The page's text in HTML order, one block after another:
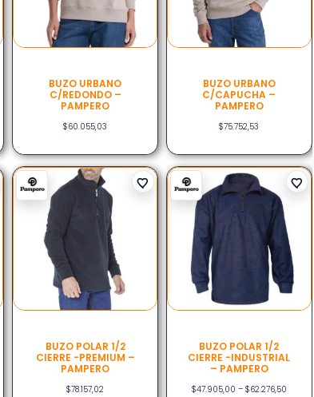
BUZO URBANO
C/REDONDO –
PAMPERO
$60.055,03
BUZO URBANO
C/CAPUCHA –
PAMPERO
$75.752,53
BUZO POLAR 1/2
CIERRE -PREMIUM –
PAMPERO
$78.157,02
BUZO POLAR 1/2
CIERRE -INDUSTRIAL
– PAMPERO
$47.905,00 – $62.276,50